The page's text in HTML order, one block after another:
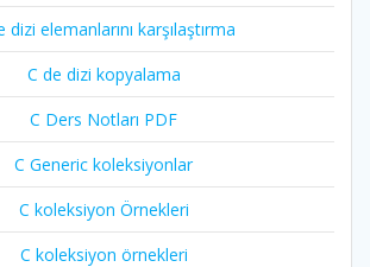
dizi elemanlarını karşılaştırma
C de dizi kopyalama
C Ders Notları PDF
C Generic koleksiyonlar
C koleksiyon Örnekleri
C koleksiyon örnekleri